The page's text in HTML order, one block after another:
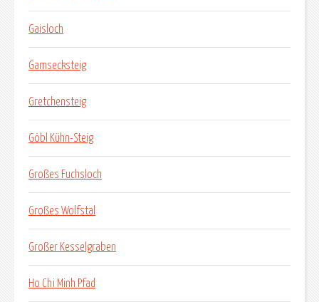
Gaisloch
Gamsecksteig
Gretchensteig
Göbl Kühn-Steig
Großes Fuchsloch
Großes Wolfstal
Großer Kesselgraben
Ho Chi Minh Pfad